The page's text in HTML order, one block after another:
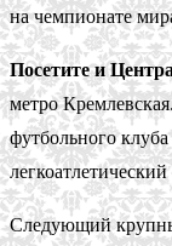
на чемпионате
Посетите и
метро
футбольного
Следующий